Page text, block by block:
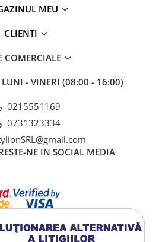
reducand necesitatea curatarii
MEU
CLIENTI
COMERCIALE
LUNI - VINERI (08:00 - 16:00)
0215551169
0731323334
NE IN SOCIAL MEDIA